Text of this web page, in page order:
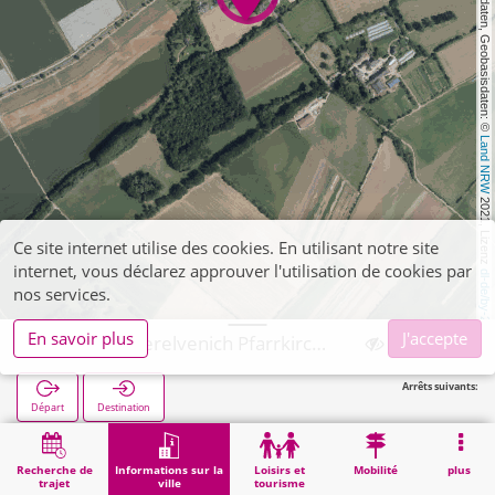
, Kartendaten, Geobasisdaten: ©
Land NRW
2021, Lizenz
dl-de/by-2-0
Recherche de
trajet
Informations sur la
ville
Loisirs et
tourisme
Mobilité plus
Départ Destination
Arrêts suivants:
Démarrage Informations sur la ville Zülpich, Oberelvenich Pfarrkirche St. Matthias
Ce site internet utilise des cookies. En utilisant notre site
internet, vous déclarez approuver l'utilisation de cookies par
nos services.
En savoir plus
J'accepte